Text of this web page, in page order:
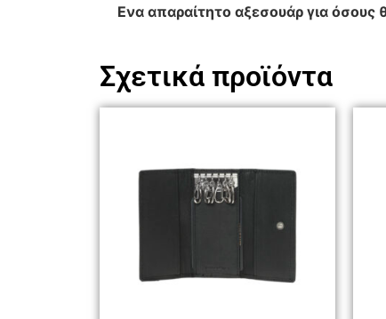
Ενα απαραίτητο αξεσουάρ για
Σχετικά προϊόντα